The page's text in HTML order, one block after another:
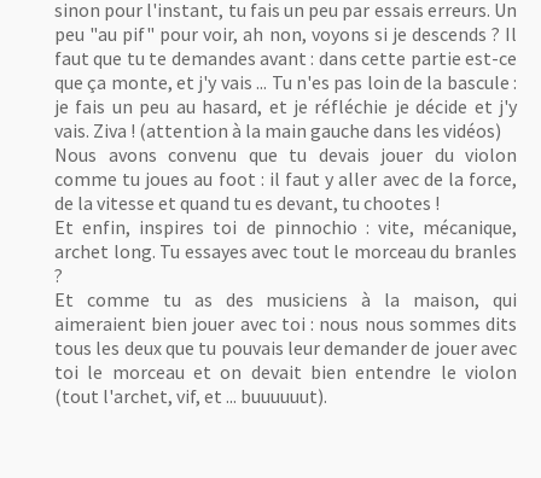
sinon pour l'instant, tu fais un peu par essais erreurs. Un
peu "au pif" pour voir, ah non, voyons si je descends ? Il
faut que tu te demandes avant : dans cette partie est-ce
que ça monte, et j'y vais ... Tu n'es pas loin de la bascule :
je fais un peu au hasard, et je réfléchie je décide et j'y
vais. Ziva ! (attention à la main gauche dans les vidéos)
Nous avons convenu que tu devais jouer du violon
comme tu joues au foot : il faut y aller avec de la force,
de la vitesse et quand tu es devant, tu chootes !
Et enfin, inspires toi de pinnochio : vite, mécanique,
archet long. Tu essayes avec tout le morceau du branles
?
Et comme tu as des musiciens à la maison, qui
aimeraient bien jouer avec toi : nous nous sommes dits
tous les deux que tu pouvais leur demander de jouer avec
toi le morceau et on devait bien entendre le violon
(tout l'archet, vif, et ... buuuuuut).